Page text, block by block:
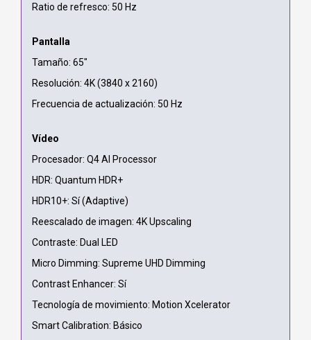
Ratio de refresco: 50 Hz
Pantalla
Tamaño: 65"
Resolución: 4K (3840 x 2160)
Frecuencia de actualización: 50 Hz
Vídeo
Procesador: Q4 AI Processor
HDR: Quantum HDR+
HDR10+: Sí (Adaptive)
Reescalado de imagen: 4K Upscaling
Contraste: Dual LED
Micro Dimming: Supreme UHD Dimming
Contrast Enhancer: Sí
Tecnología de movimiento: Motion Xcelerator
Smart Calibration: Básico